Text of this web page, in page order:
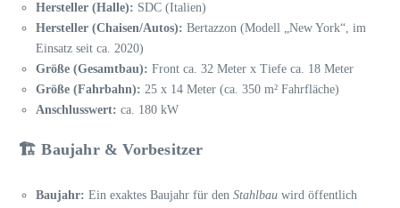
Hersteller (Halle): SDC (Italien)
Hersteller (Chaisen/Autos): Bertazzon (Modell „New York“, im
Einsatz seit ca. 2020)
Größe (Gesamtbau): Front ca. 32 Meter x Tiefe ca. 18 Meter
Größe (Fahrbahn): 25 x 14 Meter (ca. 350 m² Fahrfläche)
Anschlusswert: ca. 180 kW
🏗️ Baujahr & Vorbesitzer
Baujahr: Ein exaktes Baujahr für den Stahlbau wird öffentlich